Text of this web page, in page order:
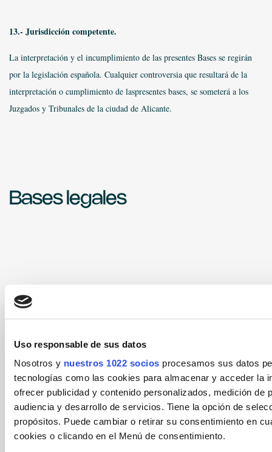
Uso responsable de sus datos
Nosotros y nuestros 1022 socios procesamos sus datos
tecnologías como las cookies para almacenar y acceder la
ofrecer publicidad y contenido personalizados, medición de
audiencia y desarrollo de servicios. Tiene la opción de
propósitos. Puede cambiar o retirar su consentimiento en
cookies o clicando en el Menú de consentimiento.
13.- Jurisdicción competente.
La interpretación y el incumplimiento de las presentes Bases se regirán
por la legislación española. Cualquier controversia que resultará de la
interpretación o cumplimiento de laspresentes bases, se someterá a los
Juzgados y Tribunales de la ciudad de Alicante.
Bases legales